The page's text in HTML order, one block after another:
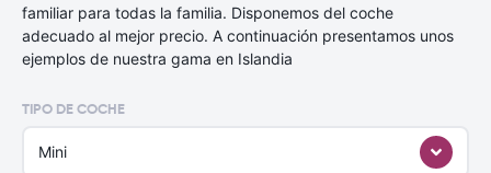
familiar para todas la familia. Disponemos del coche
adecuado al mejor precio. A continuación presentamos unos
ejemplos de nuestra gama en Islandia
TIPO DE COCHE
Mini